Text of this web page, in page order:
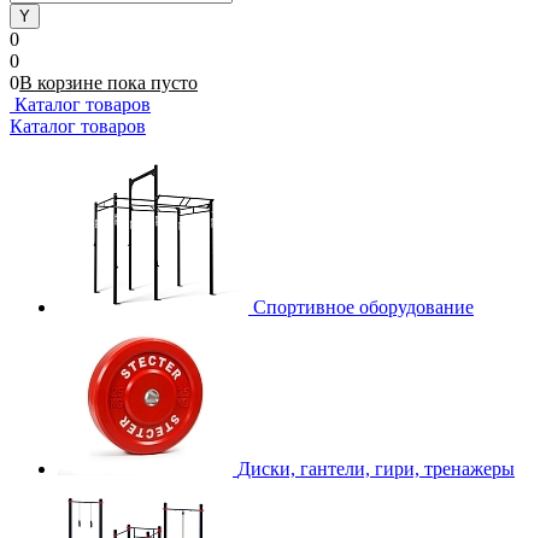
0
0
0В корзине пока пусто
Каталог товаров
Каталог товаров
Спортивное оборудование
Диски, гантели, гири, тренажеры